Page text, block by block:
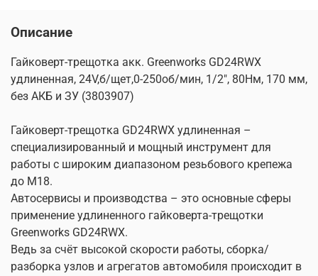
Описание
Гайковерт-трещотка акк. Greenworks GD24RWX
удлиненная, 24V,б/щет,0-250об/мин, 1/2", 80Нм, 170 мм,
без АКБ и ЗУ (3803907)
Гайковерт-трещотка GD24RWX удлиненная –
специализированный и мощный инструмент для
работы с широким диапазоном резьбового крепежа
до М18.
Автосервисы и производства – это основные сферы
применение удлиненного гайковерта-трещотки
Greenworks GD24RWX.
Ведь за счёт высокой скорости работы, сборка/
разборка узлов и агрегатов автомобиля происходит в